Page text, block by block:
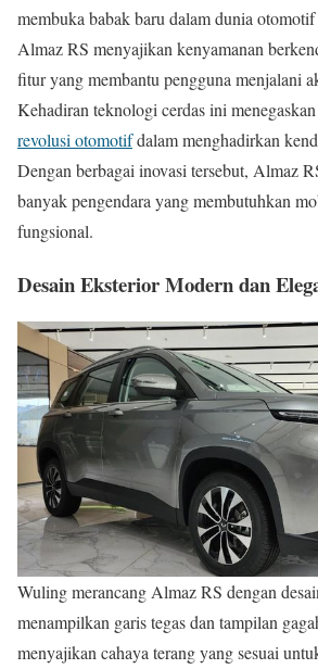
membuka babak baru dalam dunia
Almaz RS menyajikan kenyamanan
fitur yang membantu pengguna menjalani
Kehadiran teknologi cerdas ini
revolusi otomotifdalam menghadirkan
Dengan berbagai inovasi tersebut, Almaz
banyak pengendara yang membutuhkan
fungsional.
Desain Eksterior Modern dan
Wuling merancang Almaz RS dengan
menampilkan garis tegas dan tampilan
menyajikan cahaya terang yang sesuai